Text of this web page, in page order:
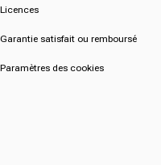
Licences
Garantie satisfait ou remboursé
Paramètres des cookies